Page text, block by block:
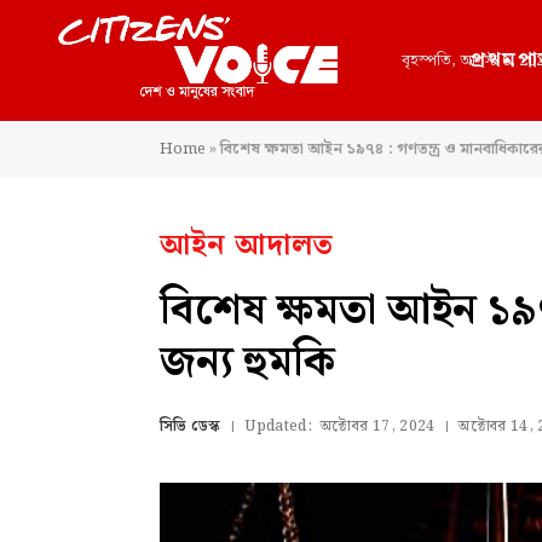
বৃহস্পতি, আগস্ট 6,
Home»বিশেষ ক্ষমতা আইন ১৯৭৪ : গণতন্ত্র ও
আইন আদালত
বিশেষ ক্ষমতা আইন
জন্য হুমকি
সিভি ডেস্ক Updated: অক্টোবর 17, 2024 অক্টোবর 14,